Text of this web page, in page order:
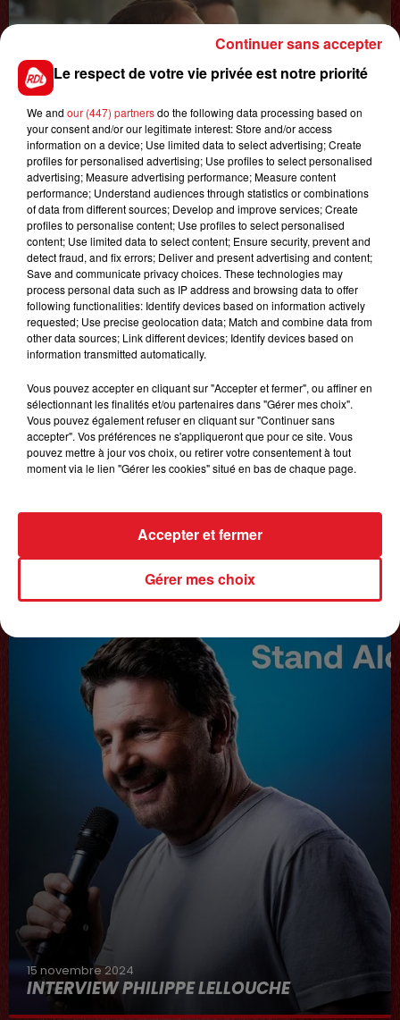
0h00
GAGNEZ VOS ENTRÉES JOUR AU CENTER
PARCS DU LAC D'AILETTE !
LES PODCASTS
𝗙𝗿𝗲́𝗱𝗲́𝗿𝗶𝗰 𝗙𝗿𝗮𝗻𝗰̧𝗼𝗶𝘀
15 novembre 2024
INTERVIEW PHILIPPE LELLOUCHE
Le respect de votre vie privée est notre priorité
We and our (447) partnersdo the following data processing based on
your consent and/or our legitimate interest: Store and/or access
information on a device; Use limited data to select advertising; Create
profiles for personalised advertising; Use profiles to select personalised
advertising; Measure advertising performance; Measure content
performance; Understand audiences through statistics or combinations
of data from different sources; Develop and improve services; Create
profiles to personalise content; Use profiles to select personalised
content; Use limited data to select content; Ensure security, prevent and
detect fraud, and fix errors; Deliver and present advertising and content;
Save and communicate privacy choices. These technologies may
process personal data such as IP address and browsing data to offer
following functionalities: Identify devices based on information actively
requested; Use precise geolocation data; Match and combine data from
other data sources; Link different devices; Identify devices based on
information transmitted automatically.
Vous pouvez accepter en cliquant sur "Accepter et fermer", ou affiner en
sélectionnant les finalités et/ou partenaires dans "Gérer mes choix".
Vous pouvez également refuser en cliquant sur "Continuer sans
accepter". Vos préférences ne s'appliqueront que pour ce site. Vous
pouvez mettre à jour vos choix, ou retirer votre consentement à tout
moment via le lien "Gérer les cookies" situé en bas de chaque page.
Gérer mes choix
Accepter et fermer
Continuer sans accepter